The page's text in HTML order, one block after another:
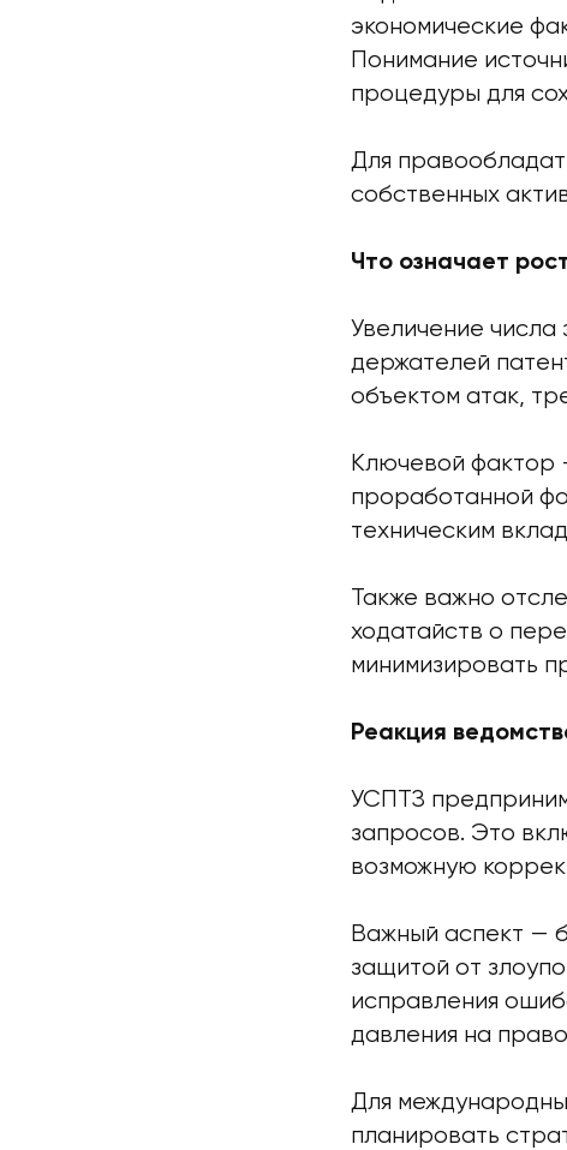
экономические
Понимание
процедуры для
Для
собственных
Что означает
Увеличение
держателей
объектом атак,
Ключевой фактор
проработанной
техническим
Также важно
ходатайств о
минимизировать
Реакция
УСПТЗ
запросов. Это
возможную
Важный аспект —
защитой от
исправления
давления на
Для
планировать